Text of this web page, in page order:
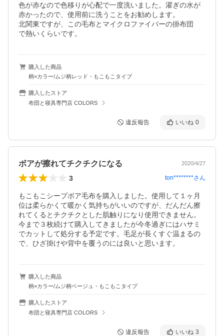
色が赤なので色移りが心配で一度洗いました。濯ぎの水が
赤かったので、使用前に洗うことをお勧めします。
北関東ですが、この毛布とマイクロファイバーの掛布団
で熱いくらいです。
購入した商品
柄×カラー/ムジ柄レッド・もこもこタイプ
購入したストア
布団と寝具専門店 COLORS
違反報告 いいね 0
ボアが擦れてチクチクになる 2020/4/27
3 ton********さん
もこもこシープボア毛布を購入しました。使用して１ヶ月
位は柔らかくて暖かく気持ちがいいのですが、だんだん擦
れてくるとチクチクとした肌触りになり使用できません。
今まで３枚続けて購入してきましたが今冬過ぎにはハサミ
でカットして処分する予定です。毛足が長くすぐ温まるの
で、ひざ掛けや背中を覆うのには良いと思います。
購入した商品
柄×カラー/ムジ柄ベージュ・もこもこタイプ
購入したストア
布団と寝具専門店 COLORS
違反報告 いいね 3